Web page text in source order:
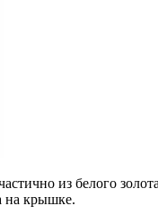
из белого
на крышке.